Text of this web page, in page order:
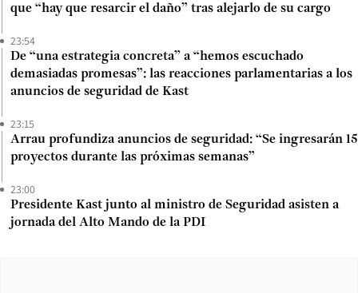
que “hay que resarcir el daño” tras alejarlo de su cargo
23:54
De “una estrategia concreta” a “hemos escuchado
demasiadas promesas”: las reacciones parlamentarias a los
anuncios de seguridad de Kast
23:15
Arrau profundiza anuncios de seguridad: “Se ingresarán 15
proyectos durante las próximas semanas”
23:00
Presidente Kast junto al ministro de Seguridad asisten a
jornada del Alto Mando de la PDI